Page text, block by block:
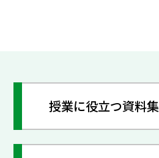
授業に役立つ資料集